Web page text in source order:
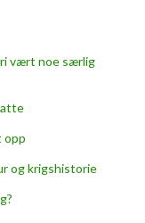
vært noe særlig
opp
og krigshistorie